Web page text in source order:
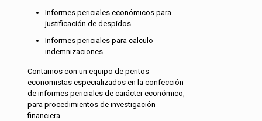
Informes periciales económicos para
justificación de despidos.
Informes periciales para calculo
indemnizaciones.
Contamos con un equipo de peritos
economistas especializados en la confección
de informes periciales de carácter económico,
para procedimientos de investigación
financiera…